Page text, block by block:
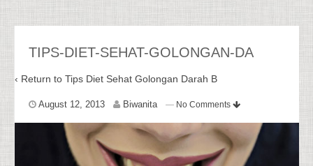
TIPS-DIET-SEHAT-GOLONGAN-DA
‹ Return to Tips Diet Sehat Golongan Darah B
August 12, 2013 Biwanita — No Comments